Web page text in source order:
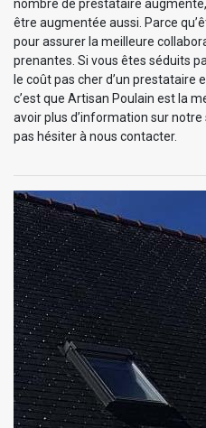
nombre de prestataire
être augmentée aussi. Parce
pour assurer la meilleure
prenantes. Si vous êtes séduits
le coût pas cher d’un prestataire
c’est que Artisan Poulain est la
avoir plus d’information sur
pas hésiter à nous contacter.